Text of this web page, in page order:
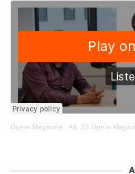
Opera Magazine · Afl. 23 Opera